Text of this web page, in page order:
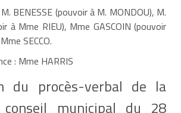
BENESSE (pouvoir à M. MONDOU), M.
à Mme RIEU), Mme GASCOIN (pouvoir
SECCO.
: Mme HARRIS
du procès-verbal de la
municipal du 28